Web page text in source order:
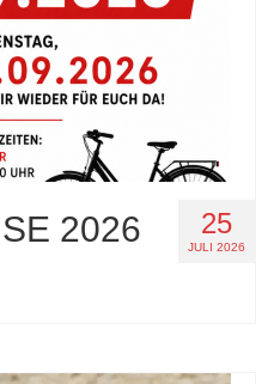
pro / 2026 / 100nm
25
JULI 2026
2026